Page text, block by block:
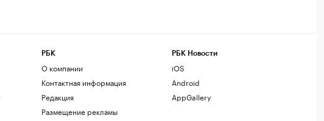
РБК
О компании
Контактная информация
Редакция
Размещение рекламы
РБК Новости
iOS
Android
AppGallery